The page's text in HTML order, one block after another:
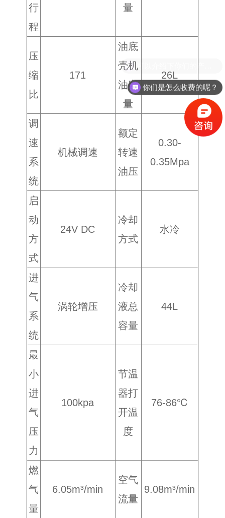
行
程
量
压
缩
比
171
油底
壳机
油容
量
26L
调
速
系
统
机械调速
额定
转速
油压
0.30-
0.35Mpa
启
动
方
式
24V DC
冷却
方式
水冷
进
气
系
统
涡轮增压
冷却
液总
容量
44L
最
小
进
气
压
力
100kpa
节温
器打
开温
度
76-86℃
燃
气
量
6.05m³/min
空气
流量
9.08m³/min
你们是怎么收费的呢？